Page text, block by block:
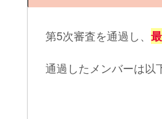
第5次審査を通過し、
通過したメンバーは以